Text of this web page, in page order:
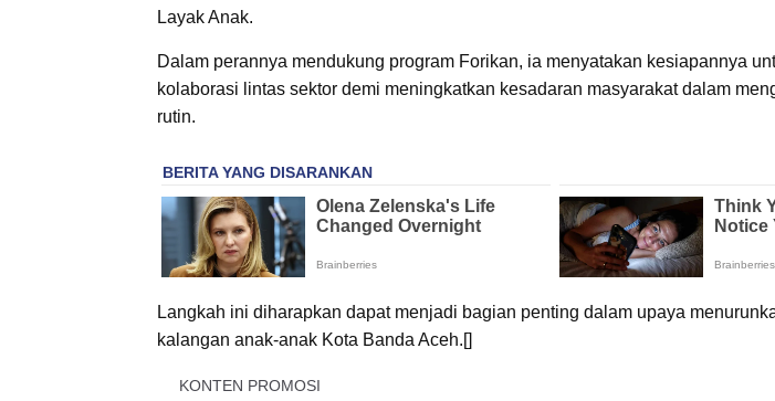
Layak Anak.
Dalam perannya mendukung program Forikan, ia menyatakan kesiapannya
kolaborasi lintas sektor demi meningkatkan kesadaran masyarakat dalam
rutin.
Langkah ini diharapkan dapat menjadi bagian penting dalam upaya
kalangan anak-anak Kota Banda Aceh.[]